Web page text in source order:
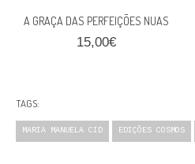
A GRAÇA DAS PERFEIÇÕES NUAS
15,00€
TAGS:
MARIA MANUELA CID EDIÇÕES COSMOS